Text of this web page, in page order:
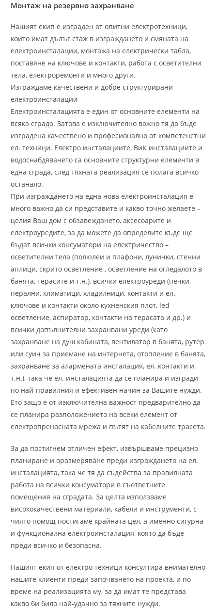
Монтаж на резервно захранване
Нашият екип е изграден от опитни електротехници,
които имат дълъг стаж в изграждането и смяната на
електроинсталации, монтажа на електрически табла,
поставяне на ключове и контакти, работа с осветителни
тела, електроремонти и много други.
Изграждаме качествени и добре структурирани
електроинсталации
Електроинсталацията е един от основните елементи на
всяка сграда. Затова е изключително важно тя да бъде
изградена качествено и професионално от компетенстни
ел. техници. Електро инсталациите, ВиК инсталациите и
водоснабдяването са основните структурни елементи в
една сграда, след тяхната реализация се полага всичко
останало.
При изграждането на една нова електроинсталация е
много важно да си представите и какво точно желаете –
целия Ваш дом с обзавеждането, аксесоарите и
електроуредите, за да можете да определите къде ще
бъдат всички консуматори на електричество –
осветителни тела (полюлеи и плафони, лунички, стенни
аплици, скрито осветление , осветление на огледалото в
банята, терасите и т.н.), всички електроуреди (печки,
перални, климатици, хладилници, контакти и ел.
ключове и контакти около кухненския плот, led
осветление, аспиратор, контакти на терасата и др.) и
всички допълнителни захранвани уреди (като
захранване на душ кабината, вентилатор в банята, рутер
или суич за приемане на интернета, отопление в банята,
захранване за алармената инсталация, ел. контакти и
т.н.), така че ел. инсталaцията да се планира и изгради
по най-правилния и ефективен начин за Вашите нужди.
Ето защо е от изключителна важност предварително да
се планира разположението на всеки елемент от
електропреносната мрежа и пътят на кабелните трасета.
За да постигнем отличен ефект, извършваме прецизно
планиране и оразмеряване преди изграждането на ел.
инсталацията, така че тя да съдейства за правилната
работа на всички консуматори в съответните
помещения на сградата. За целта използваме
висококачествени материали, кабели и инструменти, с
чиято помощ постигаме крайната цел, а именно сигурна
и функционална електроинсталация, която да бъде
преди всичко и безопасна.
Нашият екип от електро техници консултира внимателно
нашите клиенти преди започването на проекта, и по
време на реализацията му, за да имат те представа
какво би било най-удачно за тяхните нужди.